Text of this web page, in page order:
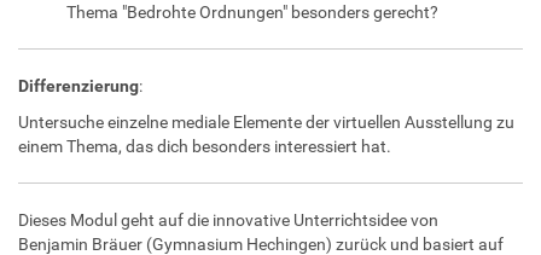
Thema "Bedrohte Ordnungen" besonders gerecht?
Differenzierung:
Untersuche einzelne mediale Elemente der virtuellen Ausstellung zu
einem Thema, das dich besonders interessiert hat.
Dieses Modul geht auf die innovative Unterrichtsidee von
Benjamin Bräuer (Gymnasium Hechingen) zurück und basiert auf